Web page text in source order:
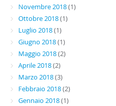
Novembre 2018(1)
Ottobre 2018(1)
Luglio 2018(1)
Giugno 2018(1)
Maggio 2018(2)
Aprile 2018(2)
Marzo 2018(3)
Febbraio 2018(2)
Gennaio 2018(1)